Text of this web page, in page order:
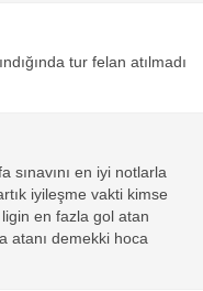
tur felan atılmadı
sınavını en iyi notlarla
iyileşme vakti kimse
en fazla gol atan
atanı demekki hoca